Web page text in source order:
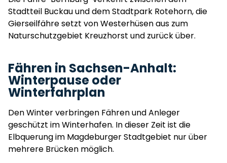
Stadtteil Buckau und dem Stadtpark Rotehorn, die
Gierseilfähre setzt von Westerhüsen aus zum
Naturschutzgebiet Kreuzhorst und zurück über.
Fähren in Sachsen-Anhalt:
Winterpause oder
Winterfahrplan
Den Winter verbringen Fähren und Anleger
geschützt im Winterhafen. In dieser Zeit ist die
Elbquerung im Magdeburger Stadtgebiet nur über
mehrere Brücken möglich.